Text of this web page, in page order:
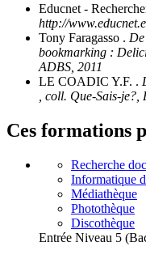
Educnet -
http://
Tony Faragasso .
bookmarking :
ADBS, 2011
LE COADIC Y.F. .
, coll. Que-Sais-
Ces formations
Recherche
Informatique
Médiathèque
Photothèque
Discothèque
Entrée Niveau 5